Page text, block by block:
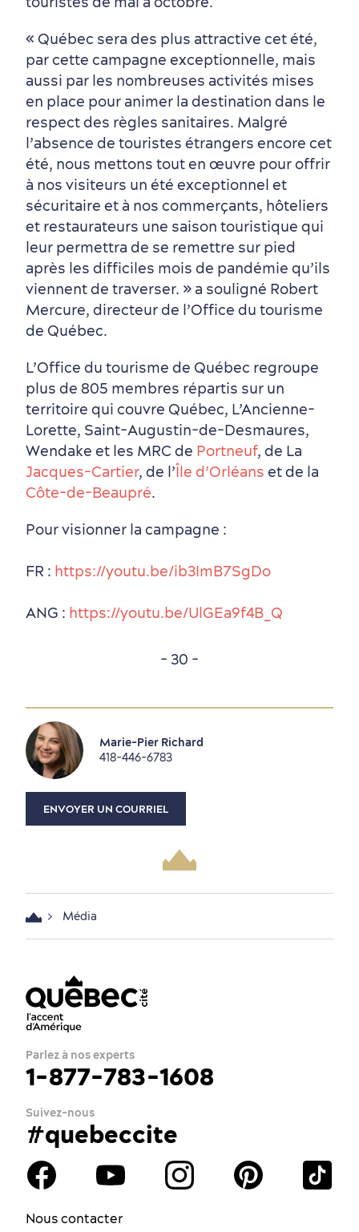
Nature à proximité
Magasinage
En famille
« Québec sera des plus attractive cet été,
par cette campagne exceptionnelle, mais
aussi par les nombreuses activités mises
en place pour animer la destination dans le
respect des règles sanitaires. Malgré
l’absence de touristes étrangers encore cet
été, nous mettons tout en œuvre pour offrir
à nos visiteurs un été exceptionnel et
sécuritaire et à nos commerçants, hôteliers
et restaurateurs une saison touristique qui
leur permettra de se remettre sur pied
après les difficiles mois de pandémie qu’ils
viennent de traverser. » a souligné Robert
Mercure, directeur de l’Office du tourisme
de Québec.
L’Office du tourisme de Québec regroupe
plus de 805 membres répartis sur un
territoire qui couvre Québec, L’Ancienne-
Lorette, Saint-Augustin-de-Desmaures,
Wendake et les MRC de Portneuf, de La
Jacques-Cartier, de l’Île d’Orléans et de la
Côte-de-Beaupré.
Pour visionner la campagne :
FR : https://youtu.be/ib3ImB7SgDo
ANG : https://youtu.be/UlGEa9f4B_Q
- 30 -
Marie-Pier Richard
418-446-6783
ENVOYER UN COURRIEL
Média
Parlez à nos experts
1-877-783-1608
Suivez-nous
#quebeccite
Nous contacter